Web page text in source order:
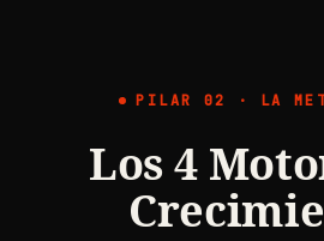
PILAR 02 · LA
Los 4